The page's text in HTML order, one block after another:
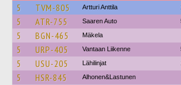
5 TVM-805 Artturi Anttila
5 ATR-755 Saaren Auto
5 BGN-465 Mäkela
5 URP-405 Vantaan Liikenne
5 USU-205 Lähilinjat
5 HSR-845 Alhonen&Lastunen